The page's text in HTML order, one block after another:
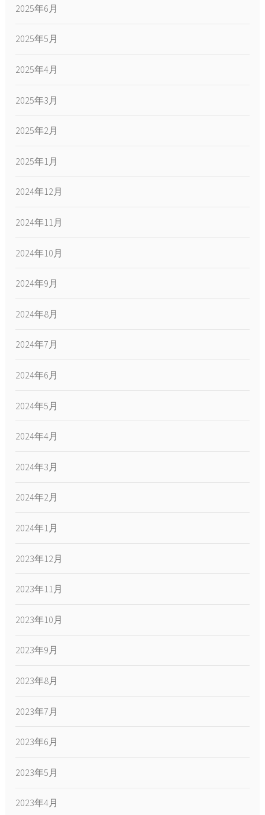
2025年6月
2025年5月
2025年4月
2025年3月
2025年2月
2025年1月
2024年12月
2024年11月
2024年10月
2024年9月
2024年8月
2024年7月
2024年6月
2024年5月
2024年4月
2024年3月
2024年2月
2024年1月
2023年12月
2023年11月
2023年10月
2023年9月
2023年8月
2023年7月
2023年6月
2023年5月
2023年4月